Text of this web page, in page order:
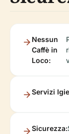
Nessun
Caffè in
Loco:
Servizi
Sicurezza: